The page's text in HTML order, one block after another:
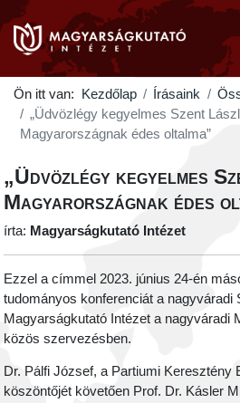
Ön itt van: Kezdőlap Írásaink
„Üdvözlégy kegyelmes Szent
Magyarországnak édes oltalma”
„Üdvözlégy kegyelmes
Magyarországnak édes
írta: Magyarságkutató Intézet
Ezzel a címmel 2023. június 24-én
tudományos konferenciát a nagyváradi
Magyarságkutató Intézet a nagyváradi
közös szervezésben.
Dr. Pálfi József, a Partiumi Keresztény
köszöntőjét követően Prof. Dr. Kásler